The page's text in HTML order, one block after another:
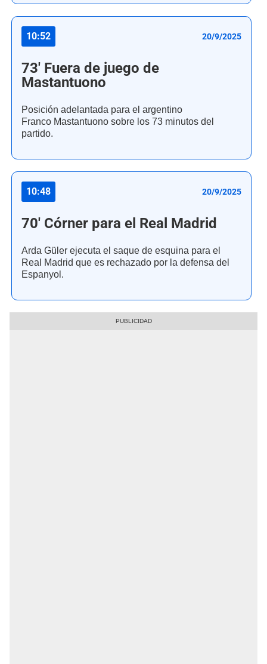
10:52 20/9/2025
73' Fuera de juego de
Mastantuono
Posición adelantada para el argentino
Franco Mastantuono sobre los 73 minutos del
partido.
10:48 20/9/2025
70' Córner para el Real Madrid
Arda Güler ejecuta el saque de esquina para el
Real Madrid que es rechazado por la defensa del
Espanyol.